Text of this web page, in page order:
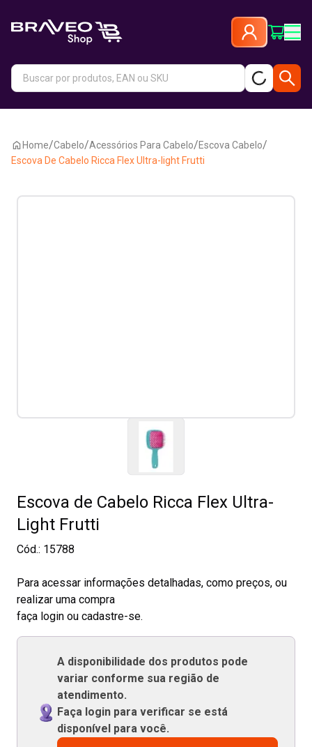
Home/Cabelo/Acessórios Para Cabelo/Escova Cabelo/
Escova De Cabelo Ricca Flex Ultra-light Frutti
Escova de Cabelo Ricca Flex Ultra-
Light Frutti
Cód.: 15788
Para acessar informações detalhadas, como preços, ou
realizar uma compra
faça login ou cadastre-se.
A disponibilidade dos produtos pode
variar conforme sua região de
atendimento.
Faça login para verificar se está
disponível para você.